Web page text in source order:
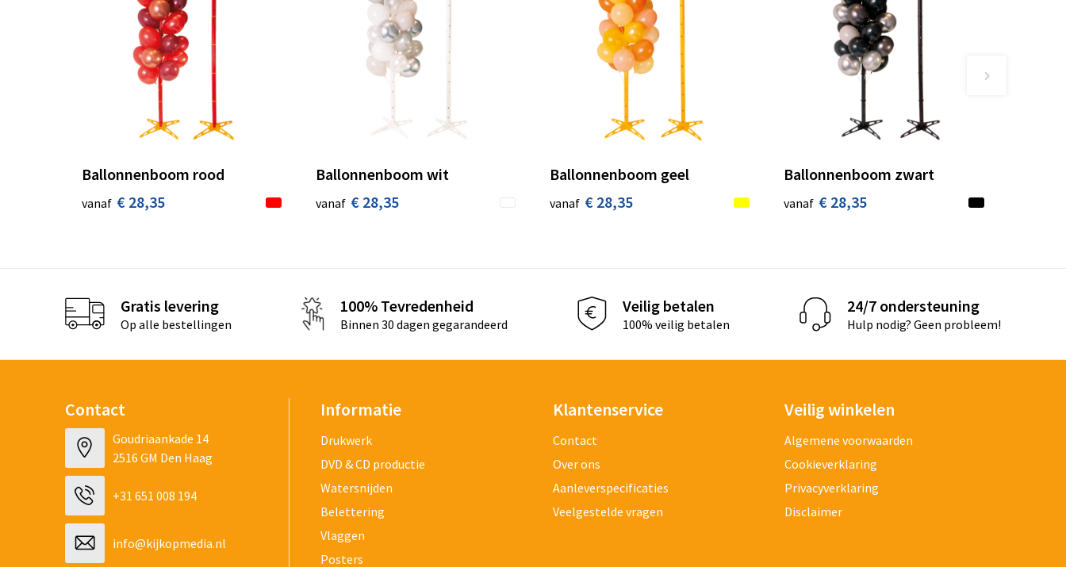
Ballonnenboom rood
vanaf € 28,35
Ballonnenboom wit
vanaf € 28,35
Ballonnenboom geel
vanaf € 28,35
Ballonnenboom zwart
vanaf € 28,35
Gratis levering
Op alle bestellingen
100% Tevredenheid
Binnen 30 dagen gegarandeerd
Veilig betalen
100% veilig betalen
24/7 ondersteuning
Hulp nodig? Geen probleem!
Contact
Goudriaankade 14
2516 GM Den Haag
+31 651 008 194
info@kijkopmedia.nl
Informatie
Drukwerk
DVD & CD productie
Watersnijden
Belettering
Vlaggen
Posters
Klantenservice
Contact
Over ons
Aanleverspecificaties
Veelgestelde vragen
Veilig winkelen
Algemene voorwaarden
Cookieverklaring
Privacyverklaring
Disclaimer